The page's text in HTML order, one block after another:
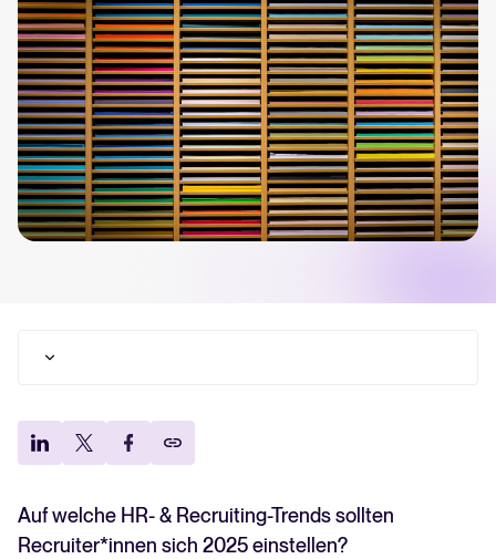
Tellent Recruitee ROI-Rechner
Erstellen Sie Ihren Business Case für Tellent Recruitee und sehen Sie
Ihre Einsparungen.
Tellent Recruitee
Bereit, Ihr Recruiting auf das nächste Level zu bringen? Erfahren Sie
mehr über unsere Plattform.
Recruiting per WhatsApp: So
geht's smart
Personalbeschaffung
Buzzwords 2024: Was bleibt auch 2025 ein Thema?
Auf welche HR- & Recruiting-Trends sollten
Recruiter*innen sich 2025 einstellen?